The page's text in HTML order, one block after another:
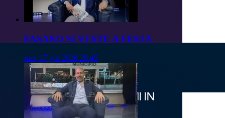
FASANO SI VESTE A FESTA
mer, 17 giu 2026 20:45